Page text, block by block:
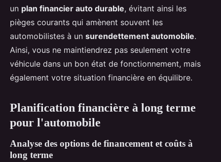
un plan financier auto durable, évitant ainsi les
pièges courants qui amènent souvent les
automobilistes à un surendettement automobile.
Ainsi, vous ne maintiendrez pas seulement votre
véhicule dans un bon état de fonctionnement, mais
également votre situation financière en équilibre.
Planification financière à long terme
pour l'automobile
Analyse des options de financement et coûts à
long terme